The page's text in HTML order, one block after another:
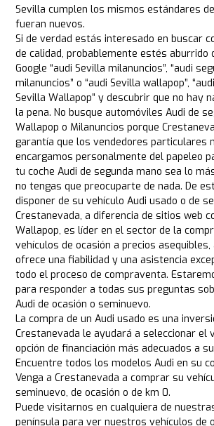
Sevilla cumplen los mismos estándares
fueran nuevos.
Si de verdad estás interesado en buscar
de calidad, probablemente estés aburrido
Google “audi Sevilla milanuncios”, “audi
milanuncios” o “audi Sevilla wallapop”,
Sevilla Wallapop” y descubrir que no hay
la pena. No busque automóviles Audi de
Wallapop o Milanuncios porque
garantía que los vendedores particulares
encargamos personalmente del papeleo
tu coche Audi de segunda mano sea lo
no tengas que preocuparte de nada. De
disponer de su vehículo Audi usado o de
Crestanevada, a diferencia de sitios web
Wallapop, es líder en el sector de la
vehículos de ocasión a precios
ofrece una fiabilidad y una asistencia
todo el proceso de compraventa.
para responder a todas sus preguntas
Audi de ocasión o seminuevo.
La compra de un Audi usado es una
Crestanevada le ayudará a seleccionar el
opción de financiación más adecuados a
Encuentre todos los modelos Audi en su
Venga a Crestanevada a comprar su
seminuevo, de ocasión o de km 0.
Puede visitarnos en cualquiera de
península para ver nuestros vehículos de